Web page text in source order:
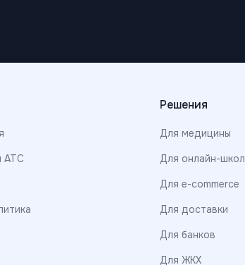
АТС
Решения
Для медицины
Для онлайн-школ
Для e-commerce
Для доставки
Для банков
Для ЖКХ